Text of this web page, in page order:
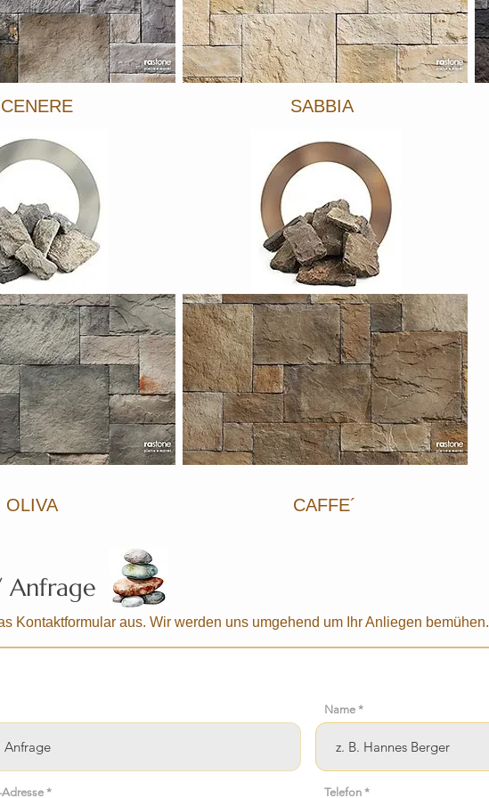
CENERE SABBIA
OLIVA CAFFE´
Kontaktformular aus. Wir werden uns umgehend um Ihr Anliegen bemühen.
Name
Telefon